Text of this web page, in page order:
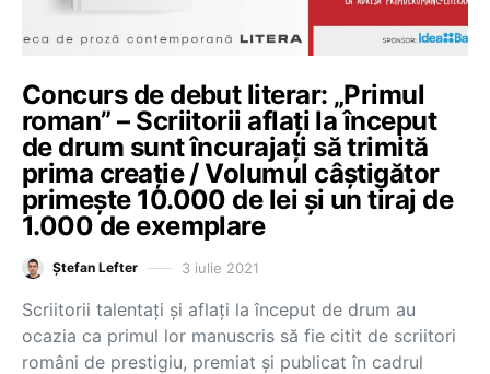
Concurs de debut literar: „Primul
roman” – Scriitorii aflați la început
de drum sunt încurajați să trimită
prima creație / Volumul câștigător
primește 10.000 de lei și un tiraj de
1.000 de exemplare
Ștefan Lefter 3 iulie 2021
Scriitorii talentați și aflați la început de drum au
ocazia ca primul lor manuscris să fie citit de scriitori
români de prestigiu, premiat și publicat în cadrul